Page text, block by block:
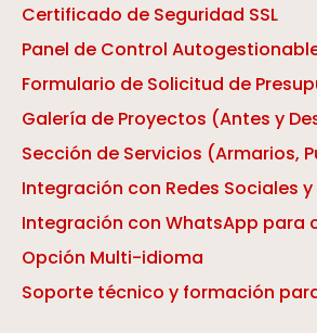
Certificado de Seguridad SSL
Panel de Control
Formulario de Solicitud de
Galería de Proyectos (Antes y
Sección de Servicios (Armarios,
Integración con Redes Sociales
Integración con WhatsApp para
Opción Multi-idioma
Soporte técnico y formación